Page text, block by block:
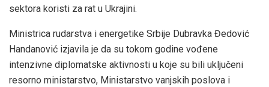
sektora koristi za rat u Ukrajini.
Ministrica rudarstva i energetike Srbije Dubravka Đedović
Handanović izjavila je da su tokom godine vođene
intenzivne diplomatske aktivnosti u koje su bili uključeni
resorno ministarstvo, Ministarstvo vanjskih poslova i